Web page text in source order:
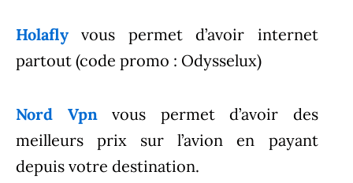
Holafly vous permet d’avoir internet
partout (code promo : Odysselux)
Nord Vpnvous permet d’avoir des
meilleurs prix sur l’avion en payant
depuis votre destination.